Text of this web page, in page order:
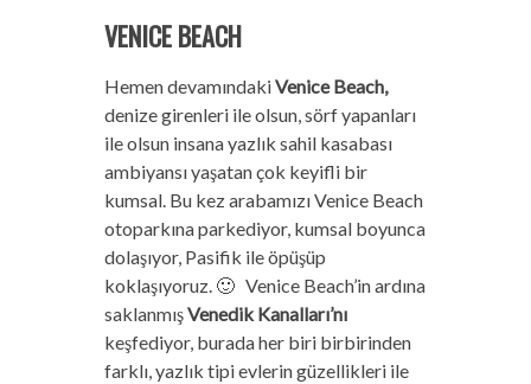
VENICE BEACH
Hemen devamındakiVenice Beach,
denize girenleri ile olsun, sörf yapanları
ile olsun insana yazlık sahil kasabası
ambiyansı yaşatan çok keyifli bir
kumsal. Bu kez arabamızı Venice Beach
otoparkına parkediyor, kumsal boyunca
dolaşıyor, Pasifik ile öpüşüp
koklaşıyoruz. 🙂 Venice Beach’in ardına
saklanmışVenedik Kanalları’nı
keşfediyor, burada her biri birbirinden
farklı, yazlık tipi evlerin güzellikleri ile